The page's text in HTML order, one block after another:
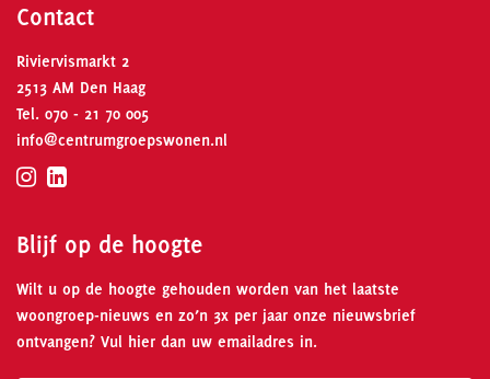
Contact
Riviervismarkt 2
2513 AM Den Haag
Tel. 070 - 21 70 005
info@centrumgroepswonen.nl
Blijf op de hoogte
Wilt u op de hoogte gehouden worden van het laatste
woongroep-nieuws en zo’n 3x per jaar onze nieuwsbrief
ontvangen? Vul hier dan uw emailadres in.